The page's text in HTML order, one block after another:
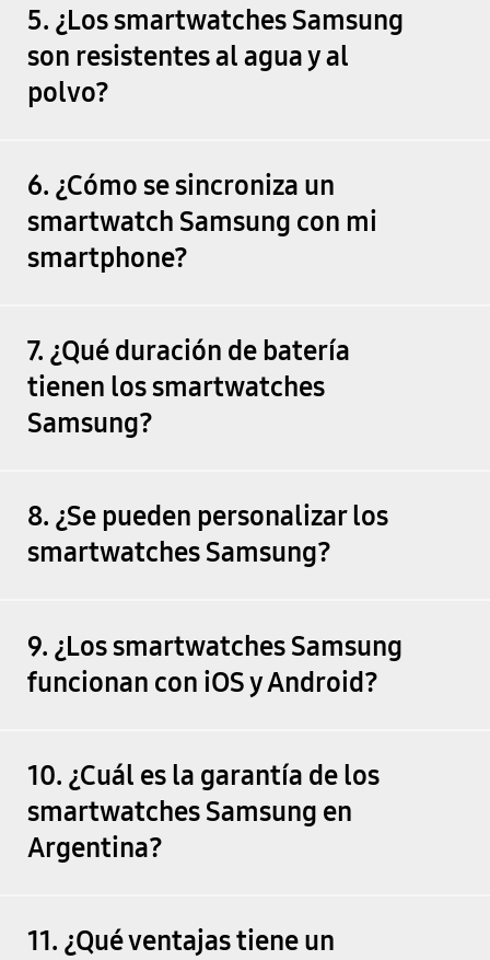
5. ¿Los smartwatches Samsung
son resistentes al agua y al
polvo?
6. ¿Cómo se sincroniza un
smartwatch Samsung con mi
smartphone?
7. ¿Qué duración de batería
tienen los smartwatches
Samsung?
8. ¿Se pueden personalizar los
smartwatches Samsung?
9. ¿Los smartwatches Samsung
funcionan con iOS y Android?
10. ¿Cuál es la garantía de los
smartwatches Samsung en
Argentina?
11. ¿Qué ventajas tiene un